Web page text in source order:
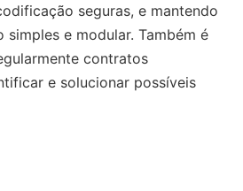
seguras, e mantendo
e modular. Também é
contratos
e solucionar possíveis